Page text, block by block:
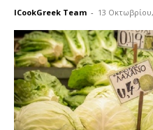
ICookGreek Team - 13